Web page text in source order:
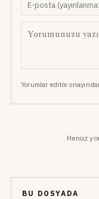
Yorumlar editör
Henüz
BU DOSYADA